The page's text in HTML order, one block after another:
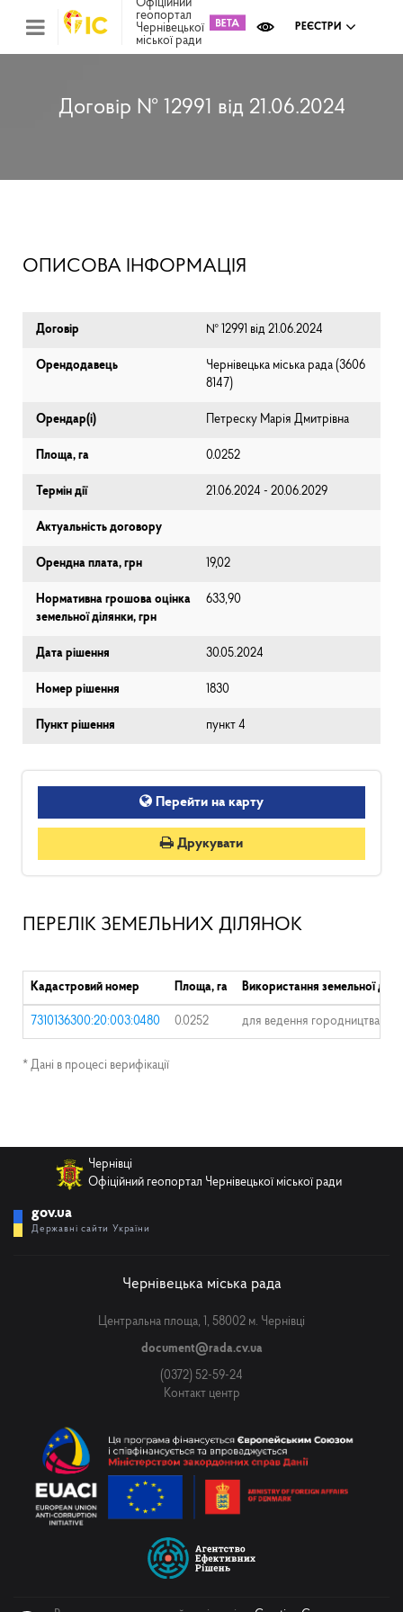
Офіційний
геопортал
Чернівецької
міської ради
РЕЄСТРИ
Договір № 12991 від 21.06.2024
ОПИСОВА ІНФОРМАЦІЯ
Договір № 12991 від 21.06.2024
Орендодавець
Чернівецька міська рада (⁨3606
8147⁩)
Орендар(і) Петреску Марія Дмитрівна
Площа, га 0.0252
Термін дії 21.06.2024 - 20.06.2029
Актуальність договору
Орендна плата, грн 19,02
Нормативна грошова оцінка
земельної ділянки, грн
633,90
Дата рішення 30.05.2024
Номер рішення 1830
Пункт рішення пункт 4
Перейти на карту
Друкувати
ПЕРЕЛІК ЗЕМЕЛЬНИХ ДІЛЯНОК
Кадастровий номер Площа, га Використання земельної
7310136300:20:003:0480 0.0252 для ведення городництва
* Дані в процесі верифікації
Чернівці
Офіційний геопортал Чернівецької міської ради
gov.ua
Державні сайти України
Чернівецька міська рада
Центральна площа, 1, 58002 м. Чернівці
document@rada.cv.ua
(0372) 52-59-24
Контакт центр